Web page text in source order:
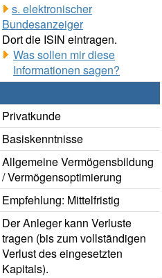
s. elektronischer
Bundesanzeiger
Dort die ISIN eintragen.
Was sollen mir diese
Informationen sagen?
Privatkunde
Basiskenntnisse
Allgemeine Vermögensbildung
/ Vermögensoptimierung
Empfehlung: Mittelfristig
Der Anleger kann Verluste
tragen (bis zum vollständigen
Verlust des eingesetzten
Kapitals).